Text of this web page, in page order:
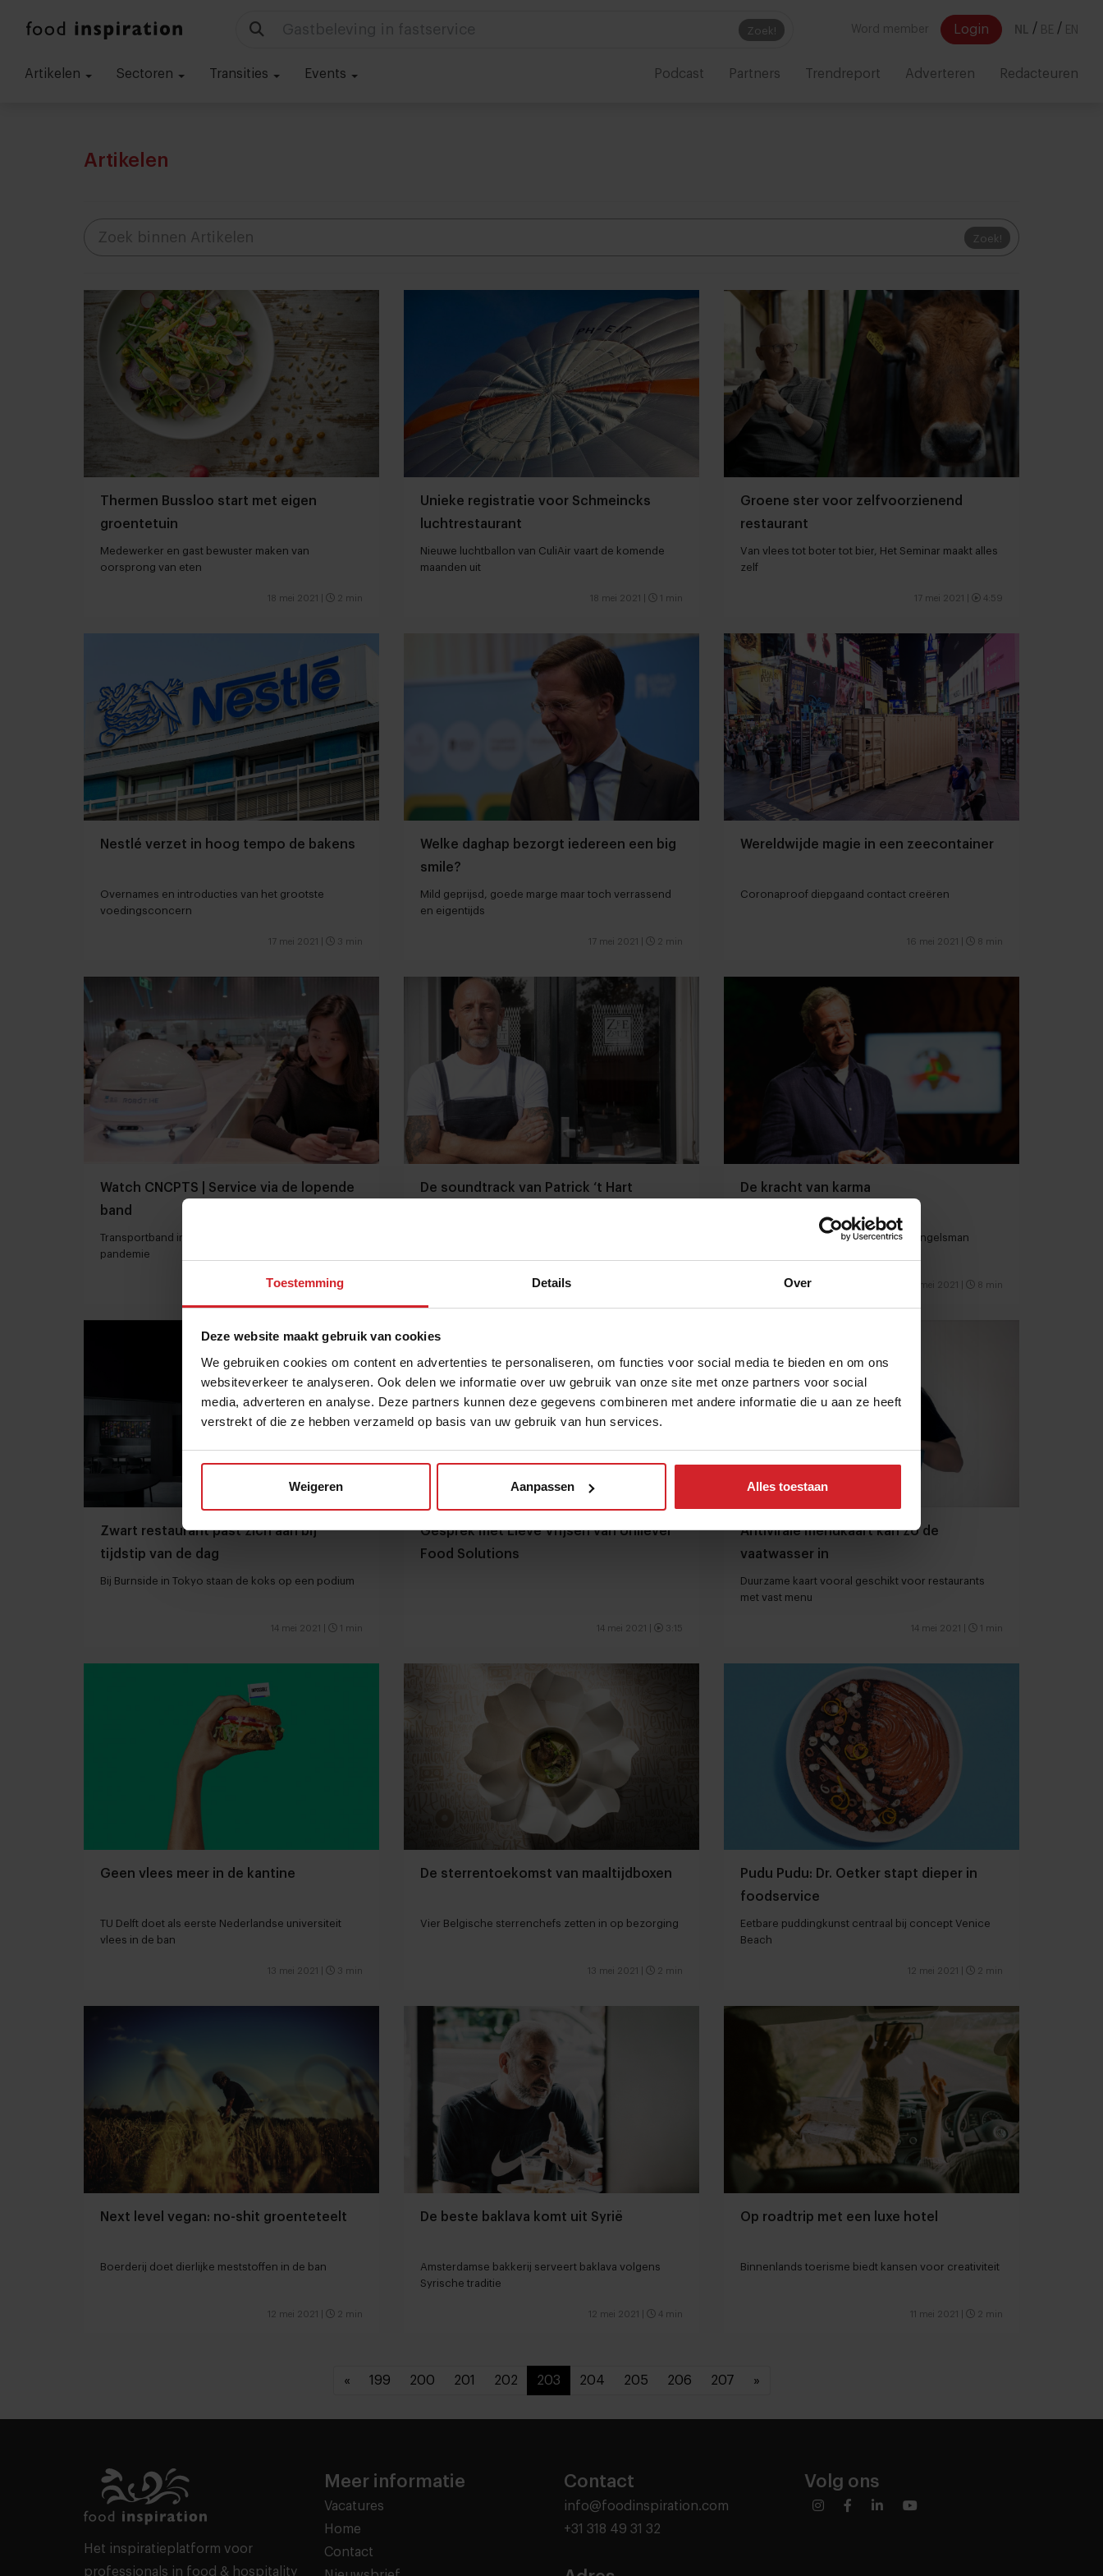
Toestemming Details Over
Deze website maakt gebruik van cookies
We gebruiken cookies om content en advertenties te personaliseren, om functies voor social media te bieden en om ons
websiteverkeer te analyseren. Ook delen we informatie over uw gebruik van onze site met onze partners voor social
media, adverteren en analyse. Deze partners kunnen deze gegevens combineren met andere informatie die u aan ze heeft
verstrekt of die ze hebben verzameld op basis van uw gebruik van hun services.
Weigeren Aanpassen Alles toestaan
Zoek!
Gastbeleving in fastservice Word member Login NL / BE / EN
Artikelen Sectoren Transities Events Podcast Partners Trendreport Adverteren Redacteuren
Artikelen
Zoek!
Thermen Bussloo start met eigen
groentetuin
Medewerker en gast bewuster maken van
oorsprong van eten
18 mei 2021 2 min
Unieke registratie voor Schmeincks
luchtrestaurant
Nieuwe luchtballon van CuliAir vaart de komende
maanden uit
18 mei 2021 1 min
Groene ster voor zelfvoorzienend
restaurant
Van vlees tot boter tot bier, Het Seminar maakt alles
zelf
17 mei 2021 4:59
Nestlé verzet in hoog tempo de bakens
Overnames en introducties van het grootste
voedingsconcern
17 mei 2021 3 min
Welke daghap bezorgt iedereen een big
smile?
Mild geprijsd, goede marge maar toch verrassend
en eigentijds
17 mei 2021 2 min
Wereldwijde magie in een zeecontainer
Coronaproof diepgaand contact creëren
16 mei 2021 8 min
Watch CNCPTS | Service via de lopende
band
Transportband in restaurants neemt vlucht door
pandemie
16 mei 2021| 3 min
De soundtrack van Patrick ‘t Hart De kracht van karma
De duurzame revolutie van Volkert Engelsman
15 mei 2021 8 min
Zwart restaurant past zich aan bij
tijdstip van de dag
Bij Burnside in Tokyo staan de koks op een podium
14 mei 2021 1 min
Gesprek met Lieve Vrijsen van Unilever
Food Solutions
14 mei 2021 3:15
Antivirale menukaart kan zo de
vaatwasser in
Duurzame kaart vooral geschikt voor restaurants
met vast menu
14 mei 2021 1 min
Geen vlees meer in de kantine
TU Delft doet als eerste Nederlandse universiteit
vlees in de ban
13 mei 2021 3 min
De sterrentoekomst van maaltijdboxen
Vier Belgische sterrenchefs zetten in op bezorging
13 mei 2021 2 min
Pudu Pudu: Dr. Oetker stapt dieper in
foodservice
Eetbare puddingkunst centraal bij concept Venice
Beach
12 mei 2021 2 min
Next level vegan: no-shit groenteteelt
Boerderij doet dierlijke meststoffen in de ban
12 mei 2021 2 min
De beste baklava komt uit Syrië
Amsterdamse bakkerij serveert baklava volgens
Syrische traditie
12 mei 2021 4 min
Op roadtrip met een luxe hotel
Binnenlands toerisme biedt kansen voor creativiteit
11 mei 2021 2 min
« 199 200 201 202 203 204 205 206 207 »
Het inspiratieplatform voor
professionals in food & hospitality
Meer informatie
Vacatures
Home
Contact
Contact
info@foodinspiration.com
+31 318 49 31 32
Volg ons